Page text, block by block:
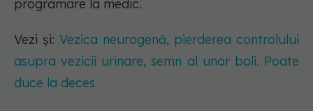
programare la medic.
Vezi și: Vezica neurogenă, pierderea controlului
asupra vezicii urinare, semn al unor boli. Poate
duce la deces